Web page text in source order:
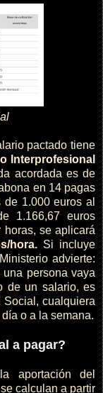
pactado tiene
Interprofesional
acordada es de
en 14 pagas
1.000 euros al
1.166,67 euros
horas, se aplicará
hora.Si incluye
advierte:
persona vaya
de un salario, es
cualquiera
o a la semana.
a pagar?
aportación del
calculan a partir